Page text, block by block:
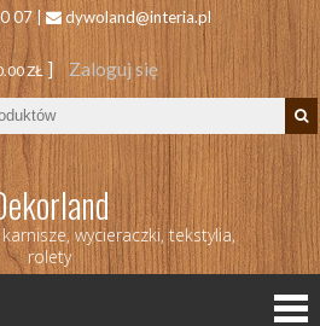
07 | dywoland@interia.pl
ZŁ ] Zaloguj się
wycieraczki, tekstylia,
rolety